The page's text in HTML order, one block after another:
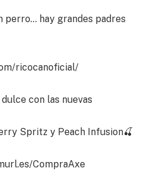
perro… hay grandes padres
ricocanoficial/
con las nuevas
Spritz y Peach Infusion🍒
CompraAxe